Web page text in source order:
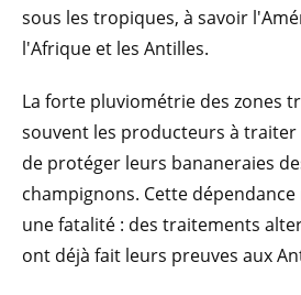
sous les tropiques, à savoir
l'Afrique et les Antilles.
La forte pluviométrie des zones
souvent les producteurs à
de protéger leurs bananeraies
champignons. Cette
une fatalité : des traitements
ont déjà fait leurs preuves aux